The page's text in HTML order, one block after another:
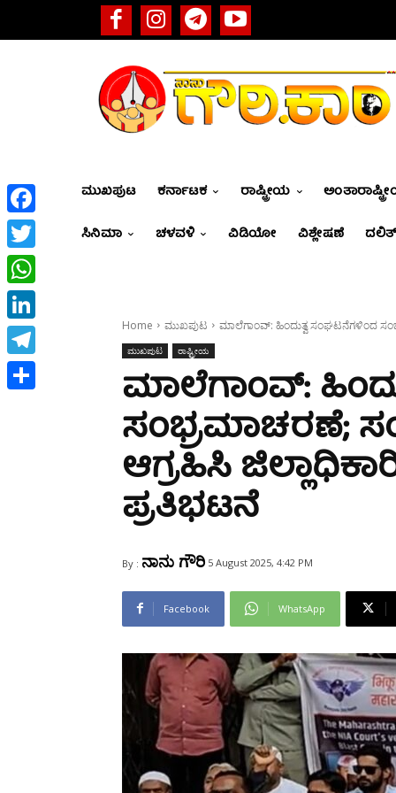
ಮುಖಪುಟ ಕರ್ನಾಟಕ ರಾಷ್ಟ್ರೀಯ
ಸಿನಿಮಾ
ಚಳವಳಿ ವಿಡಿಯೋ ವಿಶ್ಲೇಷಣೆ ದಲಿತ್
Home ಮುಖಪುಟ ಮಾಲೆಗಾಂವ್: ಹಿಂದುತ್ವ ಸಂಘಟನೆಗಳಿಂದ
ಮುಖಪುಟ ರಾಷ್ಟ್ರೀಯ
ಮಾಲೆಗಾಂವ್:
ಸಂಭ್ರಮಾಚರಣೆ;
ಆಗ್ರಹಿಸಿ
ಪ್ರತಿಭಟನೆ
By : ನಾನು ಗೌರಿ 5 August 2025, 4:42 PM
Facebook WhatsApp
Facebook
Twitter
WhatsApp
LinkedIn
Telegram